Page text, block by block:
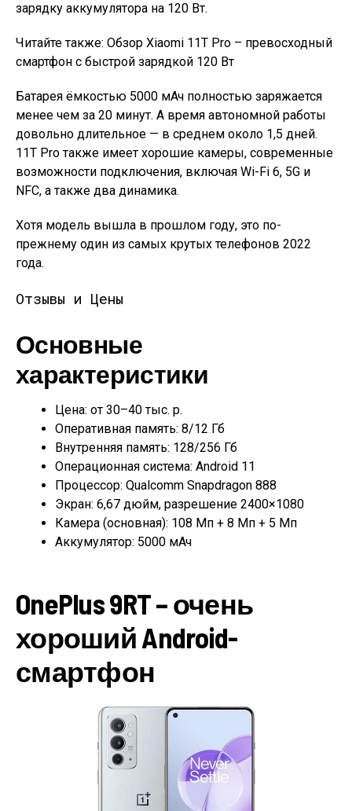
зарядку аккумулятора на 120 Вт.
Читайте также: Обзор Xiaomi 11T Pro – превосходный
смартфон с быстрой зарядкой 120 Вт
Батарея ёмкостью 5000 мАч полностью заряжается
менее чем за 20 минут. А время автономной работы
довольно длительное — в среднем около 1,5 дней.
11T Pro также имеет хорошие камеры, современные
возможности подключения, включая Wi-Fi 6, 5G и
NFC, а также два динамика.
Хотя модель вышла в прошлом году, это по-
прежнему один из самых крутых телефонов 2022
года.
Отзывы и Цены
Основные
характеристики
Цена: от 30–40 тыс. р.
Оперативная память: 8/12 Гб
Внутренняя память: 128/256 Гб
Операционная система: Android 11
Процессор: Qualcomm Snapdragon 888
Экран: 6,67 дюйм, разрешение 2400×1080
Камера (основная): 108 Мп + 8 Мп + 5 Мп
Аккумулятор: 5000 мАч
OnePlus 9RT – очень
хороший Android-
смартфон